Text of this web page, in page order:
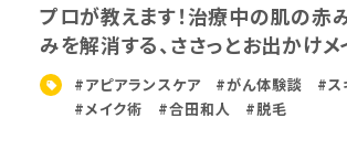
プロが教えます！治療中の肌の赤
みを解消する、ささっとお出かけ
#アピアランスケア #がん体験談
#ス
#メイク術
#合田和人 #脱毛